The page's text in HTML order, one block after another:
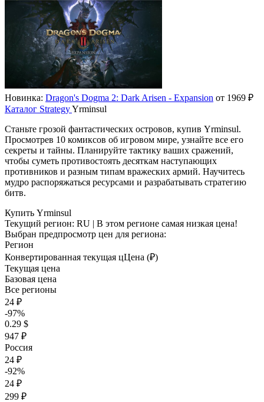
Новинка: Dragon's Dogma 2: Dark Arisen - Expansion от 1969 ₽
Каталог StrategyYrminsul
Станьте грозой фантастических островов, купив Yrminsul.
Просмотрев 10 комиксов об игровом мире, узнайте все его
секреты и тайны. Планируйте тактику ваших сражений,
чтобы суметь противостоять десяткам наступающих
противников и разным типам вражеских армий. Научитесь
мудро распоряжаться ресурсами и разрабатывать стратегию
битв.
Купить Yrminsul
Текущий регион: RU | В этом регионе самая низкая цена!
Выбран предпросмотр цен для региона:
Регион
Конвертированная текущая цЦена (₽)
Текущая цена
Базовая цена
Все регионы
24 ₽
-97%
0.29 $
947 ₽
Россия
24 ₽
-92%
24 ₽
299 ₽